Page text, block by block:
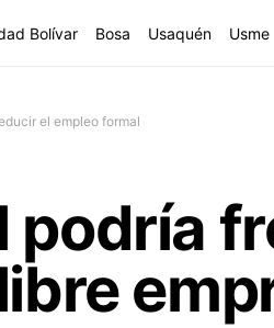
Bolívar Bosa Usaquén Usme
el empleo formal
podría